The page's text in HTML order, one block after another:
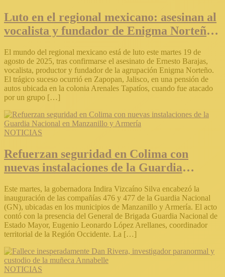
Luto en el regional mexicano: asesinan al
vocalista y fundador de Enigma Norteño,
El mundo del regional mexicano está de luto este martes 19 de
agosto de 2025, tras confirmarse el asesinato de Ernesto Barajas,
vocalista, productor y fundador de la agrupación Enigma Norteño.
El trágico suceso ocurrió en Zapopan, Jalisco, en una pensión de
autos ubicada en la colonia Arenales Tapatíos, cuando fue atacado
por un grupo […]
NOTICIAS
Refuerzan seguridad en Colima con
nuevas instalaciones de la Guardia
Este martes, la gobernadora Indira Vizcaíno Silva encabezó la
inauguración de las compañías 476 y 477 de la Guardia Nacional
(GN), ubicadas en los municipios de Manzanillo y Armería. El acto
contó con la presencia del General de Brigada Guardia Nacional de
Estado Mayor, Eugenio Leonardo López Arellanes, coordinador
territorial de la Región Occidente. La […]
NOTICIAS